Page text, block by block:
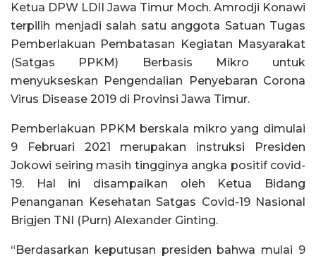
Ketua DPW LDII Jawa Timur Moch. Amrodji Konawi
terpilih menjadi salah satu anggota Satuan Tugas
Pemberlakuan Pembatasan Kegiatan Masyarakat
(Satgas PPKM) Berbasis Mikro untuk
menyukseskan Pengendalian Penyebaran Corona
Virus Disease 2019 di Provinsi Jawa Timur.
Pemberlakuan PPKM berskala mikro yang dimulai
9 Februari 2021 merupakan instruksi Presiden
Jokowi seiring masih tingginya angka positif covid-
19. Hal ini disampaikan oleh Ketua Bidang
Penanganan Kesehatan Satgas Covid-19 Nasional
Brigjen TNI (Purn) Alexander Ginting.
“Berdasarkan keputusan presiden bahwa mulai 9